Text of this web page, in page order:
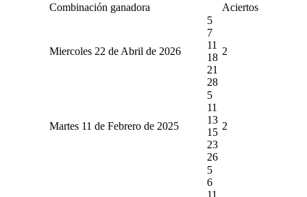
Combinación ganadora Aciertos
Miercoles 22 de Abril de 2026
5
7
11
18
21
28
2
Martes 11 de Febrero de 2025
5
11
13
15
23
26
2
5
6
11